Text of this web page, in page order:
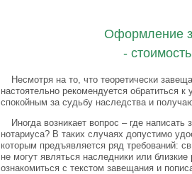
Оформление
-
Несмотря на то, что теоретически
настоятельно рекомендуется обратиться
спокойным за судьбу наследства и
Иногда возникает вопрос – где написать
нотариуса? В таких случаях допустимо
которым предъявляется ряд требований:
не могут являться наследники или
ознакомиться с текстом завещания и